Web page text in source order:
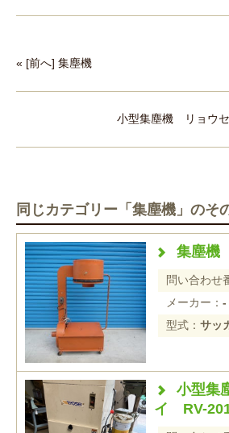
« [前へ] 集塵機
小型集塵機 リョウ
同じカテゴリー「集塵機」のそ
集塵機
問い合わせ
メーカー： -
型式： サッ
小型集
イ RV-